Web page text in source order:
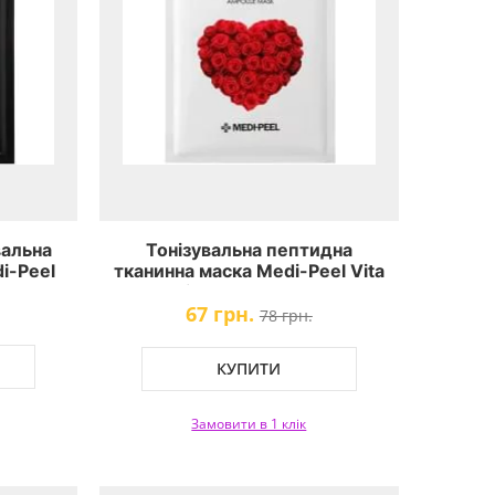
Peel
Тонізувальна пептидна
тканинна маска Medi-Peel Vita
Toning Ampoule Mask
67 грн. 78 грн.
КУПИТИ
Замовити в 1 клік